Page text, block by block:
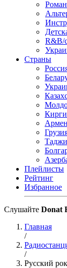
R&B/
Страны
Плейлисты
Рейтинг
Избранное
Cлушайте Donat
Главная
/
/
Русский рок